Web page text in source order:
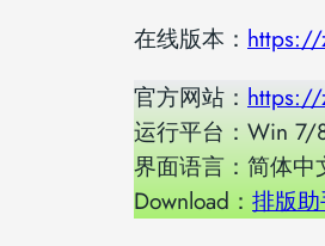
在线版本： https://
官方网站：
运行平台：Win
界面语言：简体中
Download： 排版